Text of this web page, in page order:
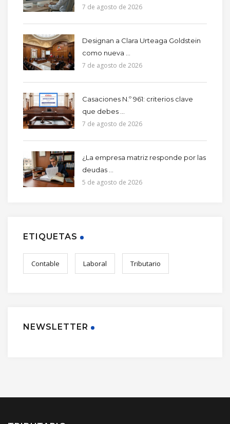
7 de agosto de 2026
Designan a Clara Urteaga Goldstein
como nueva ...
7 de agosto de 2026
Casaciones N.º 961: criterios clave
que debes ...
7 de agosto de 2026
¿La empresa matriz responde por las
deudas ...
5 de agosto de 2026
ETIQUETAS
Contable Laboral Tributario
NEWSLETTER